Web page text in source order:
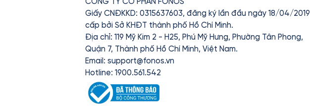
Giấy CNĐKKD: 0315637603, đăng ký lần đầu ngày 18/04/2019
cấp bởi Sở KHĐT thành phố Hồ Chí Minh.
Địa chỉ: 119 Mỹ Kim 2 - H25, Phú Mỹ Hưng, Phường Tân Phong,
Quận 7, Thành phố Hồ Chí Minh, Việt Nam.
Email: support@fonos.vn
Hotline: 1900.561.542